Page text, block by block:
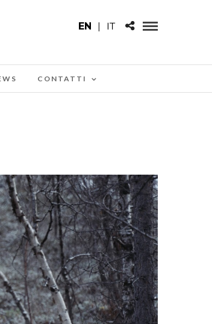
EN | IT
CONTATTI